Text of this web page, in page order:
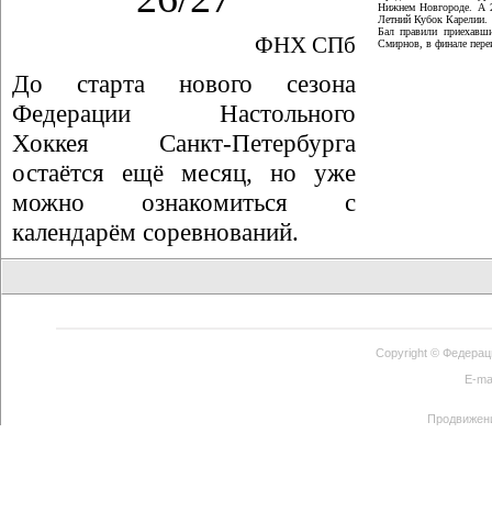
ФНХ СПб
До старта нового сезона
Федерации Настольного
Хоккея Санкт-Петербурга
остаётся ещё месяц, но уже
можно ознакомиться с
календарём соревнований.
Нижнем Новгороде. А
Летний Кубок Карелии.
Бал правили
Смирнов, в финале
Copyright ©
E-